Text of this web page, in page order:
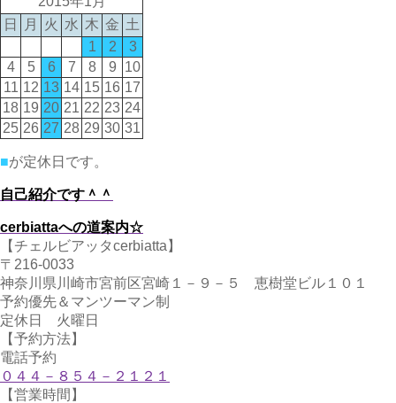
日
月 火 水 木 金 土
1
2
3
4
5 6 7 8 9
10
11 12 13 14 15 16 17
18 19 20 21 22 23 24
25 26 27 28 29 30 31
■が定休日です。
自己紹介です＾＾
cerbiattaへの道案内☆
【チェルビアッタcerbiatta】
〒216-0033
神奈川県川崎市宮前区宮崎１－９－５ 恵樹堂ビル１０１
予約優先＆マンツーマン制
定休日 火曜日
【予約方法】
電話予約
０４４－８５４－２１２１
【営業時間】